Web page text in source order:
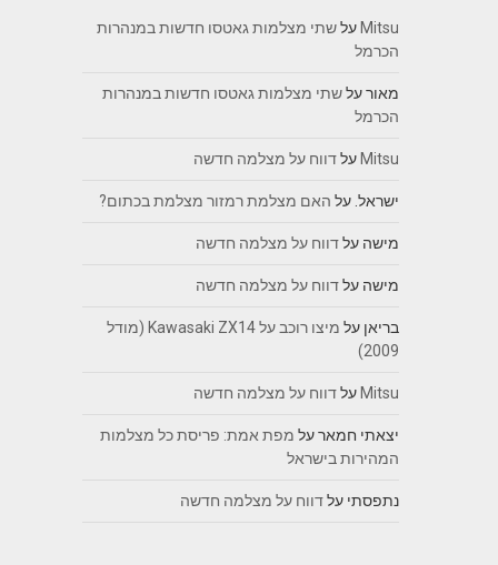
Mitsu עלשתי מצלמות גאטסו חדשות במנהרות
הכרמל
מאורעלשתי מצלמות גאטסו חדשות במנהרות
הכרמל
Mitsu עלדווח על מצלמה חדשה
ישראל. על האם מצלמת רמזור מצלמת בכתום?
מישה עלדווח על מצלמה חדשה
מישה עלדווח על מצלמה חדשה
בריאן על
מיצו רוכב על Kawasaki ZX14 (מודל
2009)
Mitsu עלדווח על מצלמה חדשה
יצאתי חמארעל מפת אמת: פריסת כל מצלמות
המהירות בישראל
נתפסתי עלדווח על מצלמה חדשה